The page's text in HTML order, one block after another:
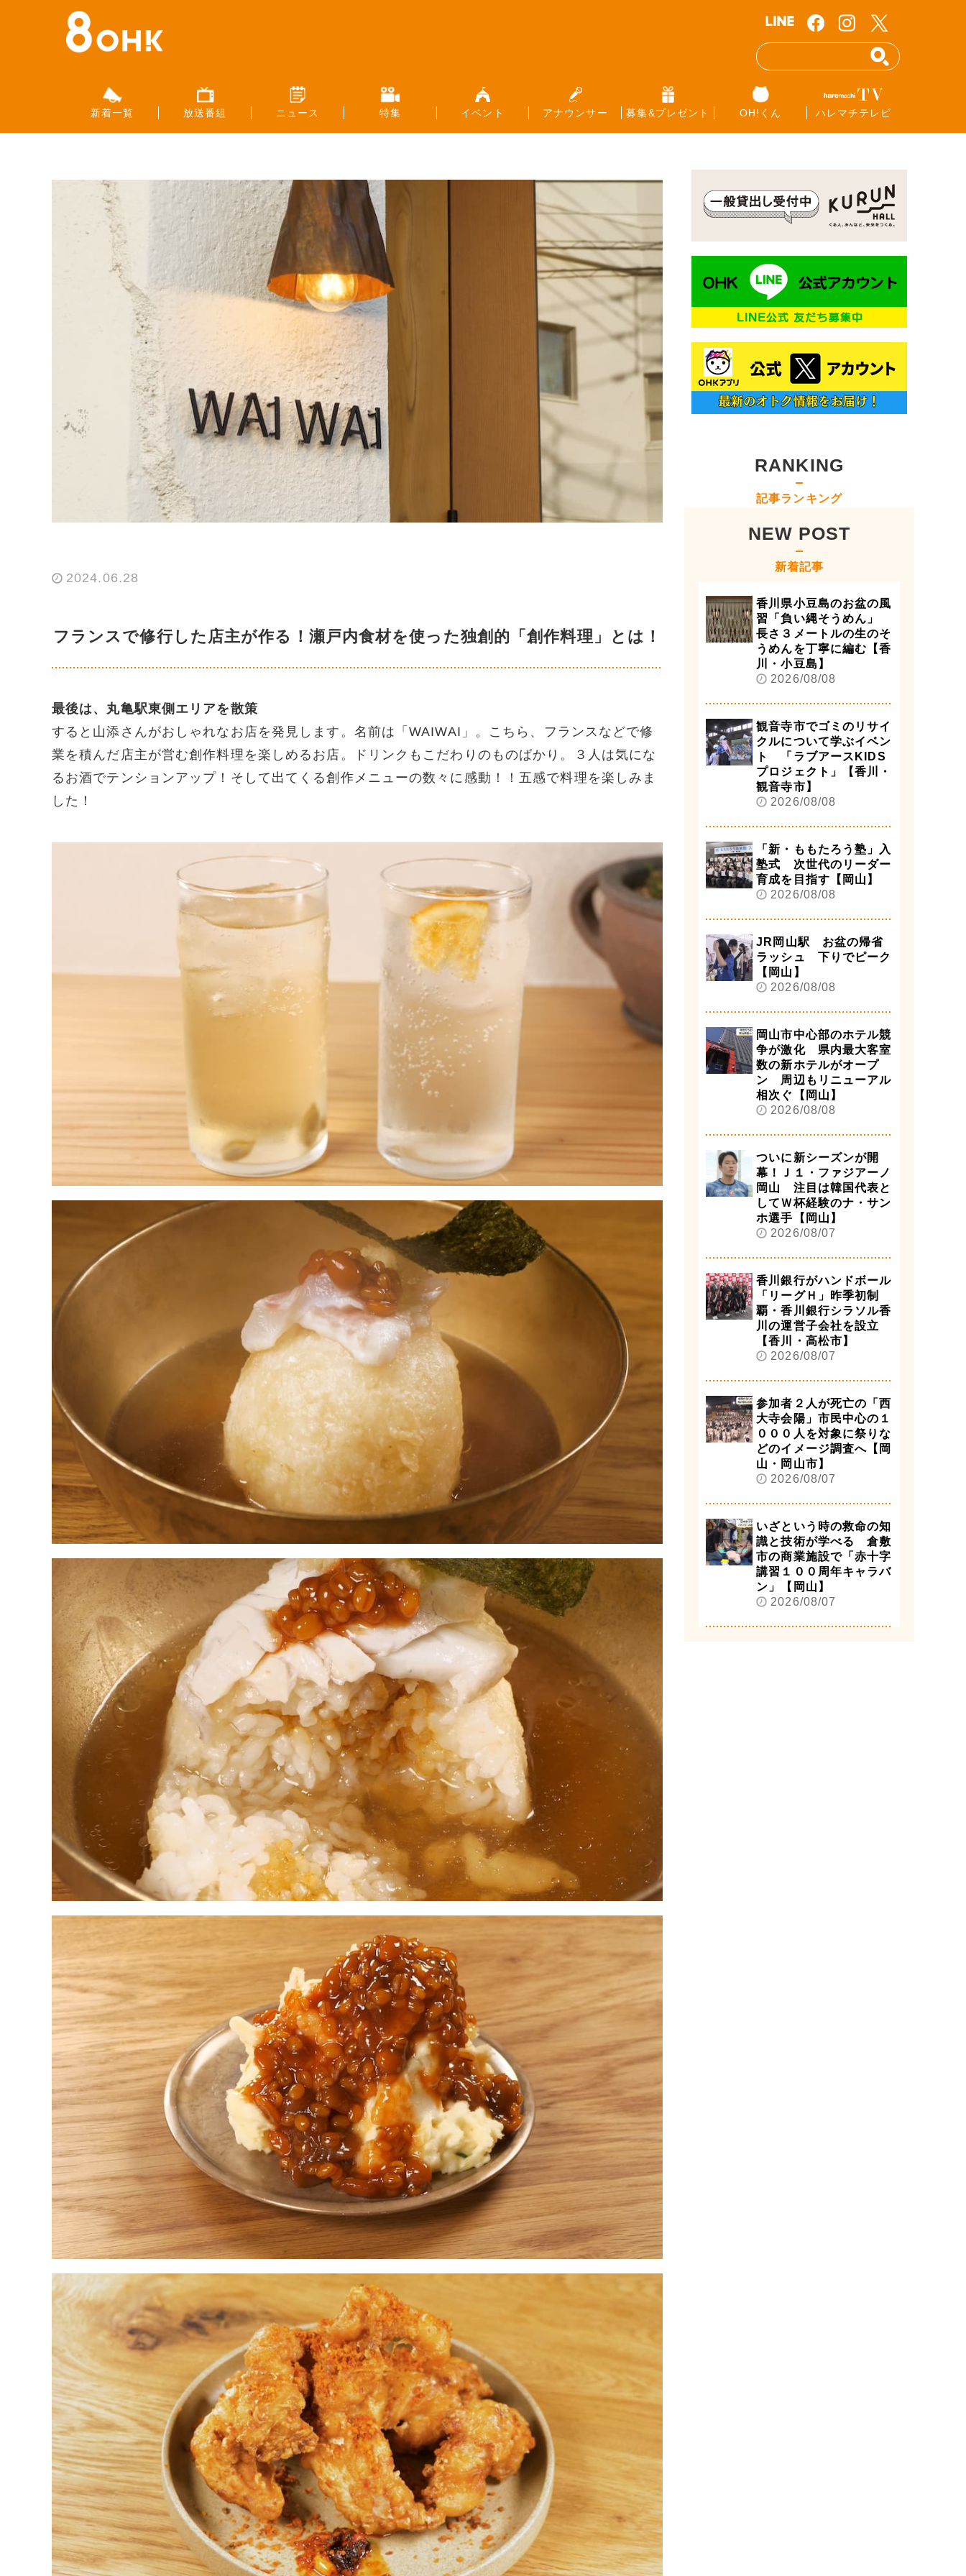
新着一覧 放送番組 ニュース 特集 イベント アナウンサー 募集&プレゼント OH!くん ハレマチテレビ
2024.06.28
フランスで修行した店主が作る！瀬戸内食材を使った独創的「創作料理」とは！
最後は、丸亀駅東側エリアを散策
すると山添さんがおしゃれなお店を発見します。名前は「WAIWAI」。こちら、フランスなどで修
業を積んだ店主が営む創作料理を楽しめるお店。ドリンクもこだわりのものばかり。３人は気にな
るお酒でテンションアップ！そして出てくる創作メニューの数々に感動！！五感で料理を楽しみま
した！
RANKING
記事ランキング
NEW POST
新着記事
香川県小豆島のお盆の風
習「負い縄そうめん」
長さ３メートルの生のそ
うめんを丁寧に編む【香
川・小豆島】
2026/08/08
観音寺市でゴミのリサイ
クルについて学ぶイベン
ト 「ラブアースKIDS
プロジェクト」【香川・
観音寺市】
2026/08/08
「新・ももたろう塾」入
塾式 次世代のリーダー
育成を目指す【岡山】
2026/08/08
JR岡山駅 お盆の帰省
ラッシュ 下りでピーク
【岡山】
2026/08/08
岡山市中心部のホテル競
争が激化 県内最大客室
数の新ホテルがオープ
ン 周辺もリニューアル
相次ぐ【岡山】
2026/08/08
ついに新シーズンが開
幕！Ｊ１・ファジアーノ
岡山 注目は韓国代表と
してＷ杯経験のナ・サン
ホ選手【岡山】
2026/08/07
香川銀行がハンドボール
「リーグＨ」昨季初制
覇・香川銀行シラソル香
川の運営子会社を設立
【香川・高松市】
2026/08/07
参加者２人が死亡の「西
大寺会陽」市民中心の１
０００人を対象に祭りな
どのイメージ調査へ【岡
山・岡山市】
2026/08/07
いざという時の救命の知
識と技術が学べる 倉敷
市の商業施設で「赤十字
講習１００周年キャラバ
ン」【岡山】
2026/08/07